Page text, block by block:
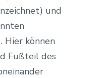
und
Hier können
Fußteil des